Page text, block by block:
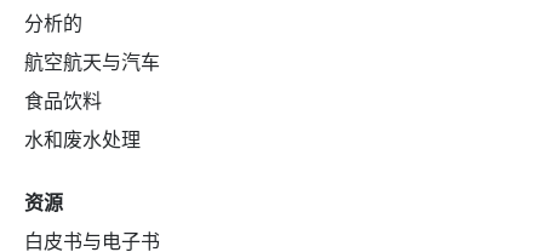
分析的
航空航天与汽车
食品饮料
水和废水处理
资源
白皮书与电子书